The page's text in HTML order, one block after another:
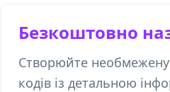
Безкоштовно
Створюйте необмежену
кодів із детальною